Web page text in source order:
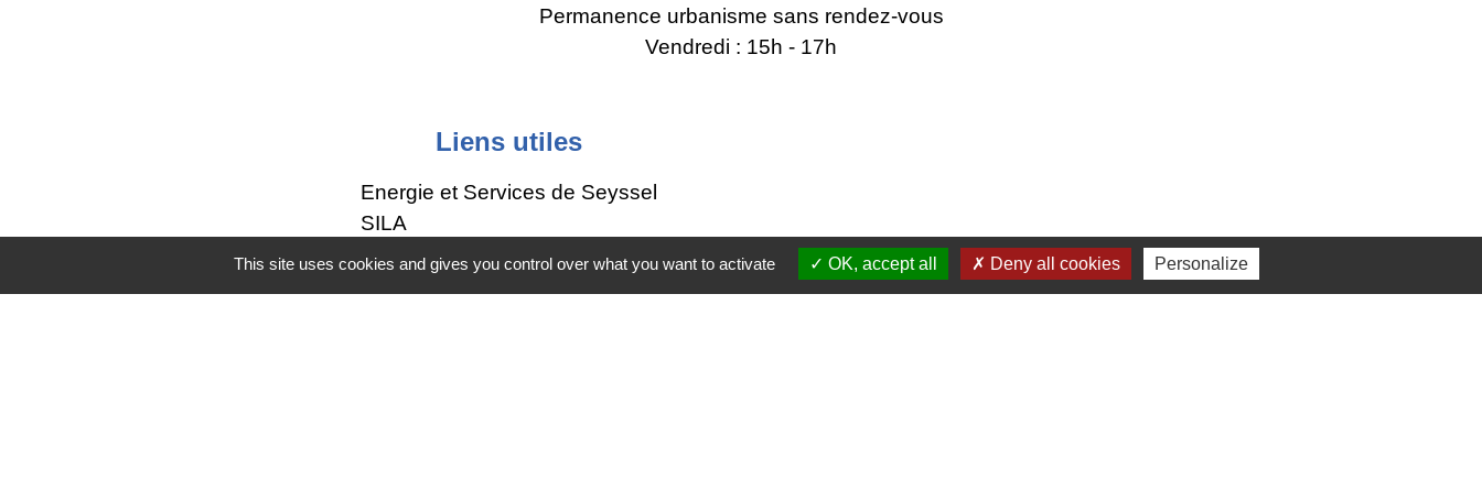
Permanence urbanisme sans rendez-vous
Vendredi : 15h - 17h
Liens utiles
Energie et Services de Seyssel
SILA
Région Auvergne-Rhône-Alpes
This site uses cookies and gives you control over what you want to activate OK, accept all Deny all cookies Personalize